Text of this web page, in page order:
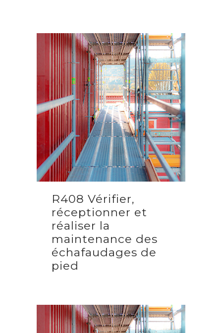
R408 Vérifier,
réceptionner et
réaliser la
maintenance des
échafaudages de
pied